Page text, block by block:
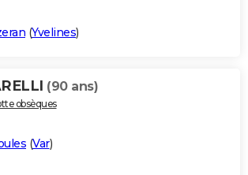
(Yvelines)
(90 ans)
obsèques
(Var)